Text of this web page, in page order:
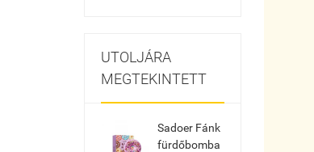
UTOLJÁRA
MEGTEKINTETT
Sadoer Fánk
fürdőbomba